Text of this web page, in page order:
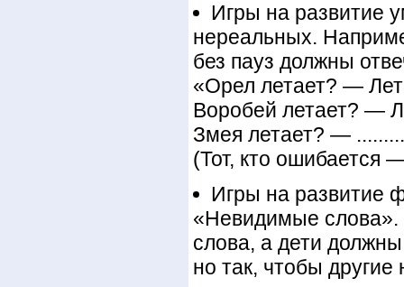
Игры на развитие
нереальных.
без пауз должны
«Орел летает? —
Воробей летает? —
Змея летает? — .........
(Тот, кто ошибается
Игры на развитие
«Невидимые слова».
слова, а дети
но так, чтобы другие